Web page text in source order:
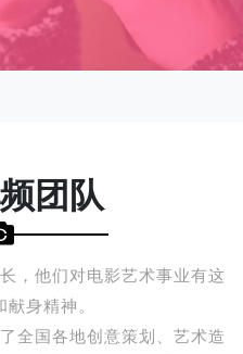
团队
，他们对电影艺术事业有这
身精神。
全国各地创意策划、艺术造